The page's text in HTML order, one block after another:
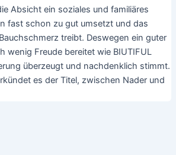
Absicht ein soziales und familiäres
fast schon zu gut umsetzt und das
treibt. Deswegen ein guter
wenig Freude bereitet wie BIUTIFUL
überzeugt und nachdenklich stimmt.
es der Titel, zwischen Nader und